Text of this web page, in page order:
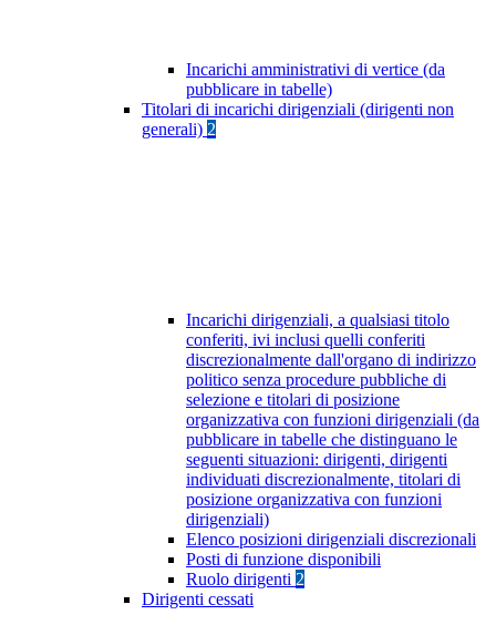
Incarichi amministrativi di vertice (da
pubblicare in tabelle)
Titolari di incarichi dirigenziali (dirigenti non
generali) 2
Incarichi dirigenziali, a qualsiasi titolo
conferiti, ivi inclusi quelli conferiti
discrezionalmente dall'organo di indirizzo
politico senza procedure pubbliche di
selezione e titolari di posizione
organizzativa con funzioni dirigenziali (da
pubblicare in tabelle che distinguano le
seguenti situazioni: dirigenti, dirigenti
individuati discrezionalmente, titolari di
posizione organizzativa con funzioni
dirigenziali)
Elenco posizioni dirigenziali discrezionali
Posti di funzione disponibili
Ruolo dirigenti 2
Dirigenti cessati